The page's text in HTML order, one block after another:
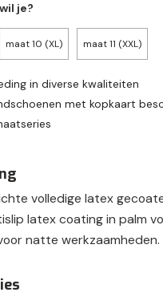
je?
maat 10 (XL) maat 11 (XXL)
in diverse kwaliteiten
met kopkaart
volledige latex
latex coating in palm
natte werkzaamheden.